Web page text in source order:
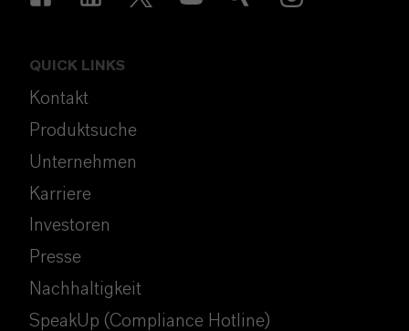
QUICK LINKS
Kontakt
Produktsuche
Unternehmen
Karriere
Investoren
Presse
Nachhaltigkeit
SpeakUp (Compliance Hotline)